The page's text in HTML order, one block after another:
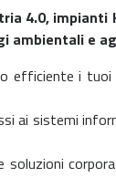
4.0, impianti
ambientali e
efficiente i tuoi
ai sistemi